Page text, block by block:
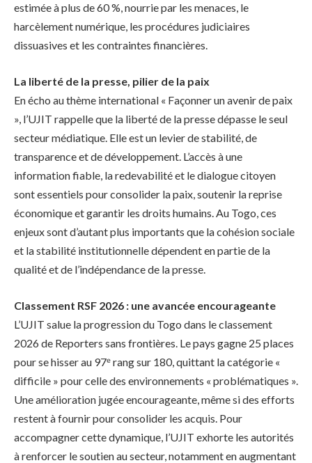
estimée à plus de 60 %, nourrie par les menaces, le
harcèlement numérique, les procédures judiciaires
dissuasives et les contraintes financières.
La liberté de la presse, pilier de la paix
En écho au thème international « Façonner un avenir de paix
», l’UJIT rappelle que la liberté de la presse dépasse le seul
secteur médiatique. Elle est un levier de stabilité, de
transparence et de développement. L’accès à une
information fiable, la redevabilité et le dialogue citoyen
sont essentiels pour consolider la paix, soutenir la reprise
économique et garantir les droits humains. Au Togo, ces
enjeux sont d’autant plus importants que la cohésion sociale
et la stabilité institutionnelle dépendent en partie de la
qualité et de l’indépendance de la presse.
Classement RSF 2026 : une avancée encourageante
L’UJIT salue la progression du Togo dans le classement
2026 de Reporters sans frontières. Le pays gagne 25 places
pour se hisser au 97ᵉ rang sur 180, quittant la catégorie «
difficile » pour celle des environnements « problématiques ».
Une amélioration jugée encourageante, même si des efforts
restent à fournir pour consolider les acquis. Pour
accompagner cette dynamique, l’UJIT exhorte les autorités
à renforcer le soutien au secteur, notamment en augmentant